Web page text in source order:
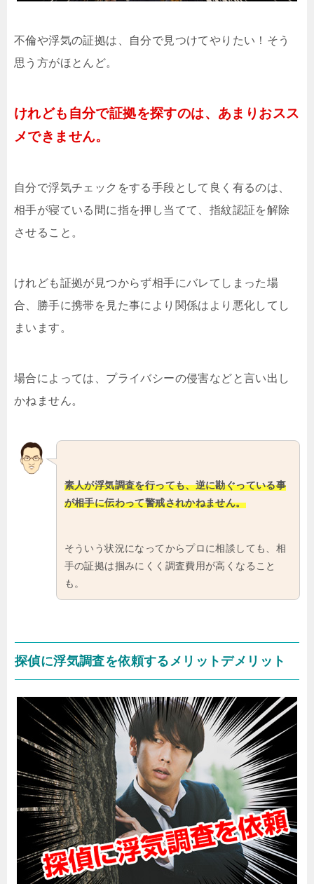
不倫や浮気の証拠は、自分で見つけてやりたい！そう
思う方がほとんど。
けれども自分で証拠を探すのは、あまりおスス
メできません。
自分で浮気チェックをする手段として良く有るのは、
相手が寝ている間に指を押し当てて、指紋認証を解除
させること。
けれども証拠が見つからず相手にバレてしまった場
合、勝手に携帯を見た事により関係はより悪化してし
まいます。
場合によっては、プライバシーの侵害などと言い出し
かねません。
素人が浮気調査を行っても、逆に勘ぐっている事
が相手に伝わって警戒されかねません。
そういう状況になってからプロに相談しても、相
手の証拠は掴みにくく調査費用が高くなること
も。
探偵に浮気調査を依頼するメリットデメリット